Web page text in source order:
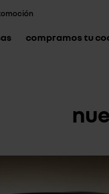
compramos tu